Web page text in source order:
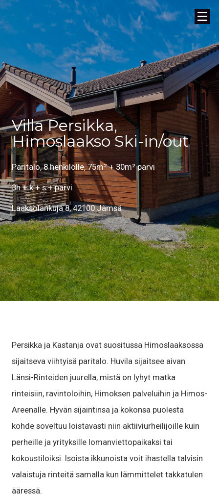
Villa Persikka,
Himoslaakso Ski-in/out
Paritalo, 8 henkilölle, 75m² + 30m² parvi
3h + k + s + parvi
Laaksolankuja 8, 42100 Jämsä
Persikka ja Kastanja ovat suositussa Himoslaaksossa
sijaitseva viihtyisä paritalo. Huvila sijaitsee aivan
Länsi-Rinteiden juurella, mistä on lyhyt matka
rinteisiin, ravintoloihin, Himoksen palveluihin ja Himos-
Areenalle. Hyvän sijaintinsa ja kokonsa puolesta
kohde soveltuu loistavasti niin aktiiviurheilijoille kuin
perheille ja yrityksille lomanviettopaikaksi tai
kokoustiloiksi. Isoista ikkunoista voit ihastella talvisin
valaistuja rinteitä samalla kun lämmittelet takkatulen
ääressä.